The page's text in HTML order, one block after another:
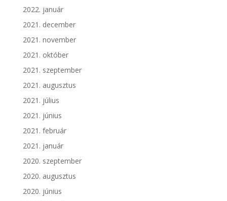
2022. január
2021. december
2021. november
2021. október
2021. szeptember
2021. augusztus
2021. július
2021. június
2021. február
2021. január
2020. szeptember
2020. augusztus
2020. június